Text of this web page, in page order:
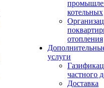
котельных
отопления
услуги
частного
Доставка